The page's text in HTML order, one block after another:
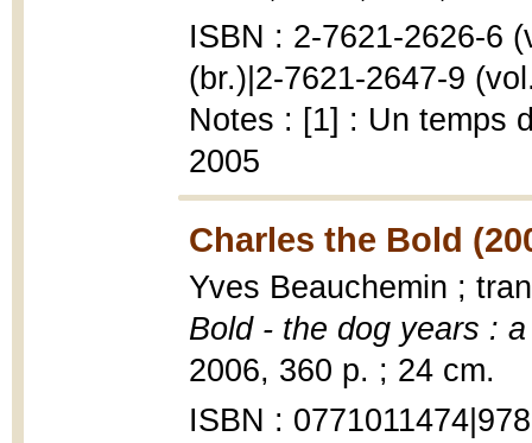
ISBN : 2-7621-2626-6
(br.)|2-7621-2647-9
Notes : [1] : Un temps
2005
Charles the Bold
Yves Beauchemin ;
Bold - the dog years :
2006, 360 p. ; 24 cm.
ISBN :